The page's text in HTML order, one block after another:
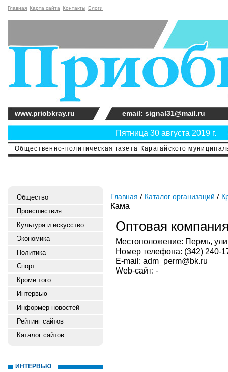
Главная Карта сайта Контакты Блоги
Общественно-политическая газета Карагайского
Пятница 30 августа 2019 г.
www.priobkray.ru email: signal31@mail.ru
Общество
Происшествия
Культура и искусство
Экономика
Политика
Спорт
Кроме того
Интервью
Информер новостей
Рейтинг сайтов
Каталог сайтов
ИНТЕРВЬЮ
Главная Каталог организаций
Кама
Оптовая
Местоположение: Пермь,
Номер телефона: (342) 240-
E-mail: adm_perm@bk.ru
Web-сайт: -